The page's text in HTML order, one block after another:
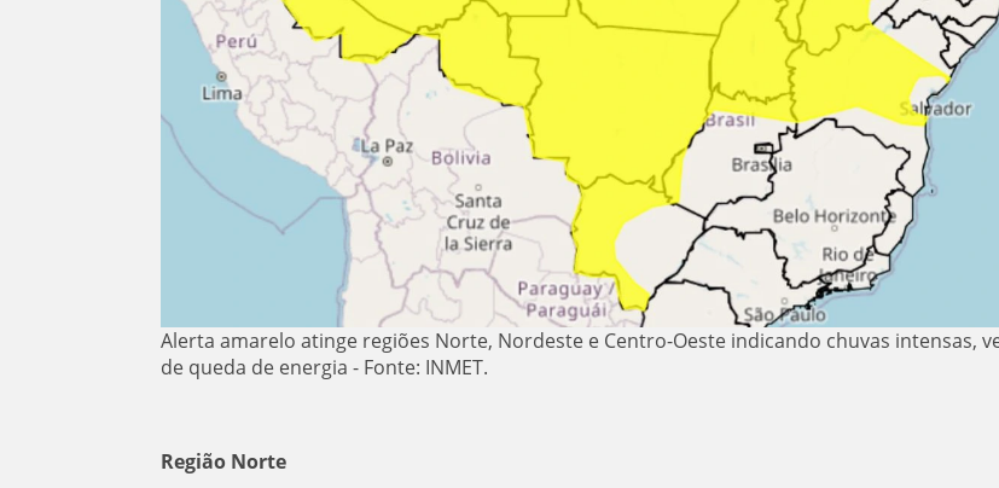
Alerta amarelo atinge regiões Norte, Nordeste e Centro-Oeste indicando chuvas intensas,
de queda de energia - Fonte: INMET.
Região Norte